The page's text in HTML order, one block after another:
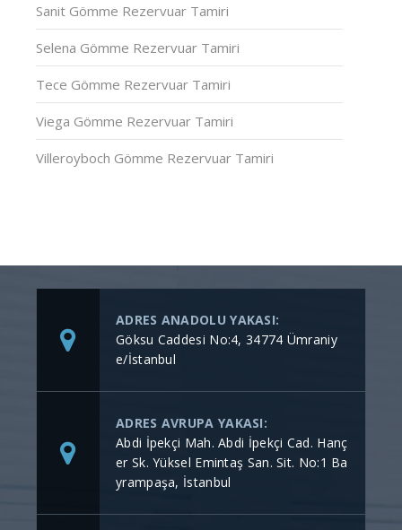
Sanit Gömme Rezervuar Tamiri
Selena Gömme Rezervuar Tamiri
Tece Gömme Rezervuar Tamiri
Viega Gömme Rezervuar Tamiri
Villeroyboch Gömme Rezervuar Tamiri
ADRES ANADOLU YAKASI:
Göksu Caddesi No:4, 34774 Ümraniy
e/İstanbul
ADRES AVRUPA YAKASI:
Abdi İpekçi Mah. Abdi İpekçi Cad. Hanç
er Sk. Yüksel Emintaş San. Sit. No:1 Ba
yrampaşa, İstanbul